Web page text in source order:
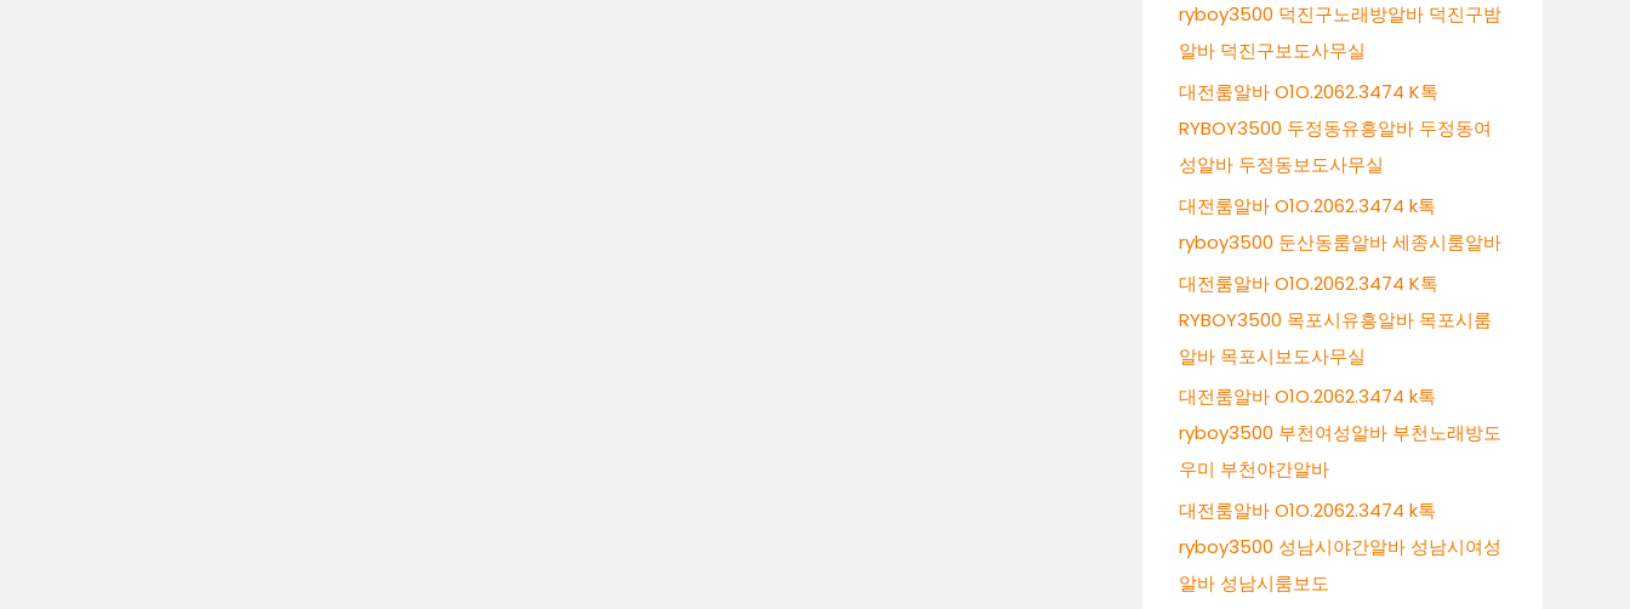
ryboy3500 덕진구노래방알바 덕진구밤
알바 덕진구보도사무실
대전룸알바 O1O.2062.3474 K톡
RYBOY3500 두정동유흥알바 두정동여
성알바 두정동보도사무실
대전룸알바 O1O.2062.3474 k톡
ryboy3500 둔산동룸알바 세종시룸알바
대전룸알바 O1O.2062.3474 K톡
RYBOY3500 목포시유흥알바 목포시룸
알바 목포시보도사무실
대전룸알바 O1O.2062.3474 k톡
ryboy3500 부천여성알바 부천노래방도
우미 부천야간알바
대전룸알바 O1O.2062.3474 k톡
ryboy3500 성남시야간알바 성남시여성
알바 성남시룸보도